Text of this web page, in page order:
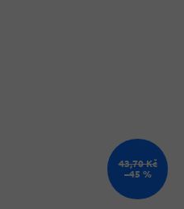
43,70 Kč
–45 %